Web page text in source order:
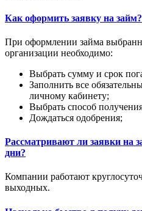
Как оформить заявку на займ?
При оформлении займа
организации необходимо:
Выбрать сумму и срок
Заполнить все
личному кабинету;
Выбрать способ
Дождаться одобрения;
Рассматривают ли заявки на
дни?
Компании работают
выходных.